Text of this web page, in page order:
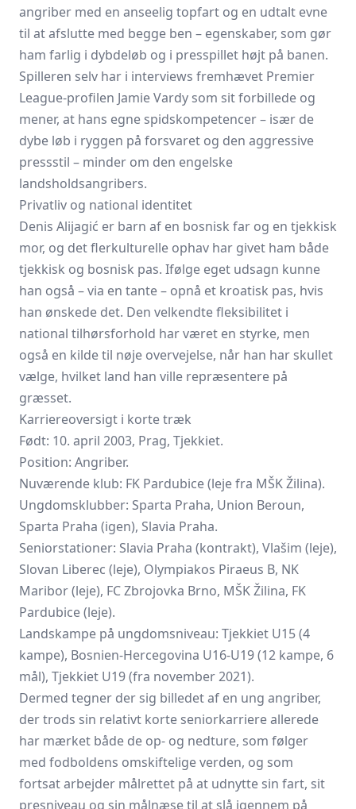
angriber med en anseelig topfart og en udtalt evne
til at afslutte med begge ben – egenskaber, som gør
ham farlig i dybdeløb og i presspillet højt på banen.
Spilleren selv har i interviews fremhævet Premier
League-profilen Jamie Vardy som sit forbillede og
mener, at hans egne spidskompetencer – især de
dybe løb i ryggen på forsvaret og den aggressive
pressstil – minder om den engelske
landsholdsangribers.
Privatliv og national identitet
Denis Alijagić er barn af en bosnisk far og en tjekkisk
mor, og det flerkulturelle ophav har givet ham både
tjekkisk og bosnisk pas. Ifølge eget udsagn kunne
han også – via en tante – opnå et kroatisk pas, hvis
han ønskede det. Den velkendte fleksibilitet i
national tilhørsforhold har været en styrke, men
også en kilde til nøje overvejelse, når han har skullet
vælge, hvilket land han ville repræsentere på
græsset.
Karriereoversigt i korte træk
Født: 10. april 2003, Prag, Tjekkiet.
Position: Angriber.
Nuværende klub: FK Pardubice(leje fra MŠK Žilina).
Ungdomsklubber: Sparta Praha, Union Beroun,
Sparta Praha (igen), Slavia Praha.
Seniorstationer: Slavia Praha (kontrakt), Vlašim (leje),
Slovan Liberec (leje), Olympiakos Piraeus B, NK
Maribor (leje), FC Zbrojovka Brno, MŠK Žilina, FK
Pardubice (leje).
Landskampe på ungdomsniveau: Tjekkiet U15 (4
kampe), Bosnien-Hercegovina U16-U19 (12 kampe, 6
mål), Tjekkiet U19 (fra november 2021).
Dermed tegner der sig billedet af en ung angriber,
der trods sin relativt korte seniorkarriere allerede
har mærket både de op- og nedture, som følger
med fodboldens omskiftelige verden, og som
fortsat arbejder målrettet på at udnytte sin fart, sit
presniveau og sin målnæse til at slå igennem på